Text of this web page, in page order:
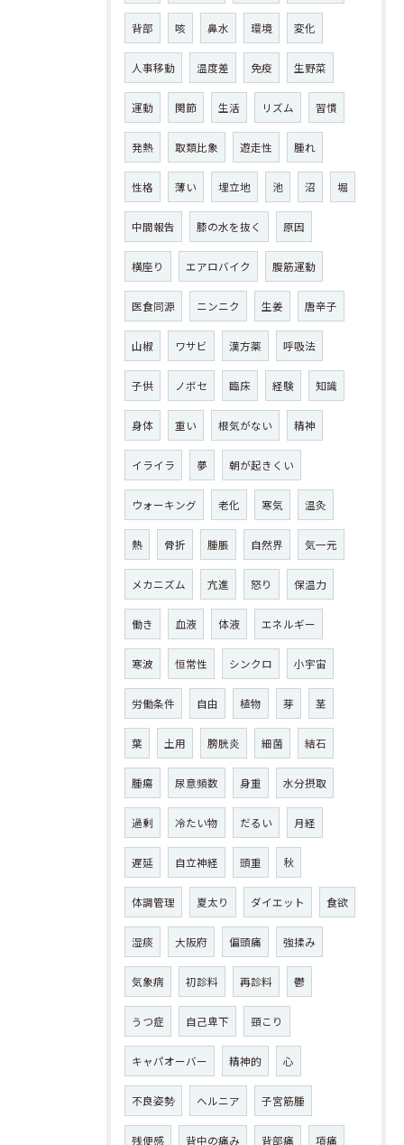
背部 咳 鼻水 環境 変化
人事移動 温度差 免疫 生野菜
運動 関節 生活 リズム 習慣
発熱 取類比象 遊走性 腫れ
性格 薄い 埋立地 池 沼 堀
中間報告 膝の水を抜く 原因
横座り エアロバイク 腹筋運動
医食同源 ニンニク 生姜 唐辛子
山椒 ワサビ 漢方薬 呼吸法
子供 ノボセ 臨床 経験 知識
身体 重い 根気がない 精神
イライラ 夢 朝が起きくい
ウォーキング 老化 寒気 温灸
熱 骨折 腫脹 自然界 気一元
メカニズム 亢進 怒り 保温力
働き 血液 体液 エネルギー
寒波 恒常性 シンクロ 小宇宙
労働条件 自由 植物 芽 茎
葉 土用 膀胱炎 細菌 結石
腫瘍 尿意頻数 身重 水分摂取
過剰 冷たい物 だるい 月経
遅延 自立神経 頭重 秋
体調管理 夏太り ダイエット 食欲
湿痰 大阪府 偏頭痛 強揉み
気象病 初診料 再診料 鬱
うつ症 自己卑下 頸こり
キャパオーバー 精神的 心
不良姿勢 ヘルニア 子宮筋腫
残便感 背中の痛み 背部痛 項痛